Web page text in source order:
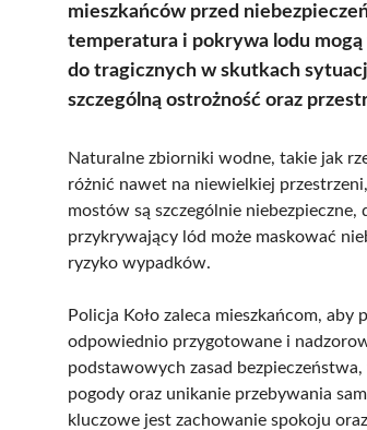
mieszkańców przed
temperatura i pokrywa lodu mogą
do tragicznych w skutkach
szczególną ostrożność oraz
Naturalne zbiorniki wodne, takie jak
różnić nawet na niewielkiej
mostów są szczególnie
przykrywający lód może maskować
ryzyko wypadków.
Policja Koło zaleca mieszkańcom,
odpowiednio przygotowane i
podstawowych zasad
pogody oraz unikanie przebywania
kluczowe jest zachowanie spokoju